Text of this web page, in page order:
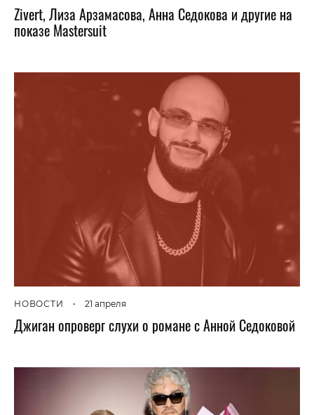
Zivert, Лиза Арзамасова, Анна Седокова и другие на
показе Mastersuit
НОВОСТИ • 21 апреля
Джиган опроверг слухи о романе с Анной Седоковой